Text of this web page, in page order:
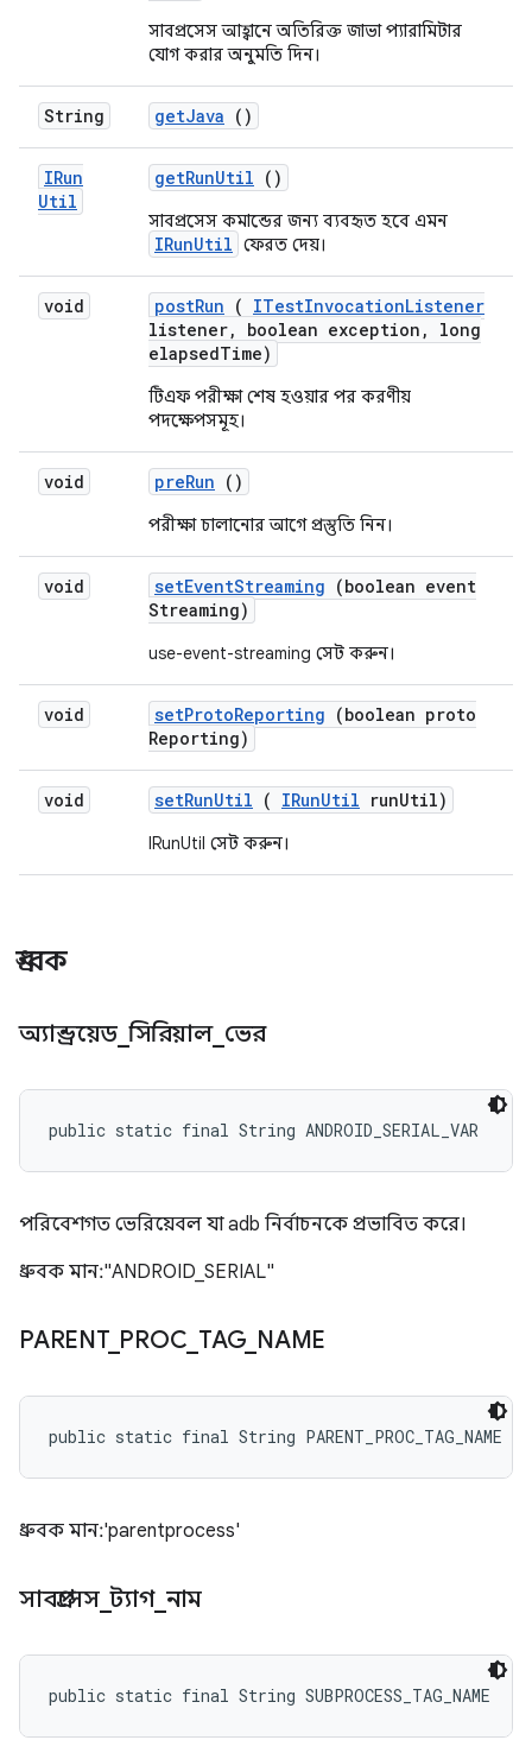
সাবপ্রসেস আহ্বানে অতিরিক্ত জাভা প্যারামিটার
যোগ করার অনুমতি দিন।
String getJava ()
IRun
Util
getRunUtil ()
সাবপ্রসেস কমান্ডের জন্য ব্যবহৃত হবে এমন
IRunUtil ফেরত দেয়।
void postRun ( ITestInvocationListener
listener, boolean exception ,
long
elapsedTime)
টিএফ পরীক্ষা শেষ হওয়ার পর করণীয়
পদক্ষেপসমূহ।
void preRun ()
পরীক্ষা চালানোর আগে প্রস্তুতি নিন।
void setEventStreaming (boolean event
Streaming)
use-event-streaming সেট করুন।
void setProtoReporting (boolean proto
Reporting)
void setRunUtil ( IRunUtil runUtil)
IRunUtil সেট করুন।
ধ্রুবক
অ্যান্ড্রয়েড _সিরিয়াল_ ভের
public static final String ANDROID_SERIAL_VAR
পরিবেশগত ভেরিয়েবল যা adb নির্বাচনকে প্রভাবিত করে।
ধ্রুবক মান: "ANDROID_SERIAL"
PARENT_ PROC TAG_ NAME
public static final String PARENT_PROC_TAG_NAME
ধ্রুবক মান: 'parentprocess'
সাবপ্রসেস_ট্যাগ_ নাম
public static final String SUBPROCESS_TAG_NAME